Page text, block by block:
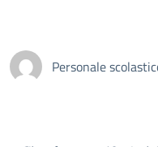
Personale